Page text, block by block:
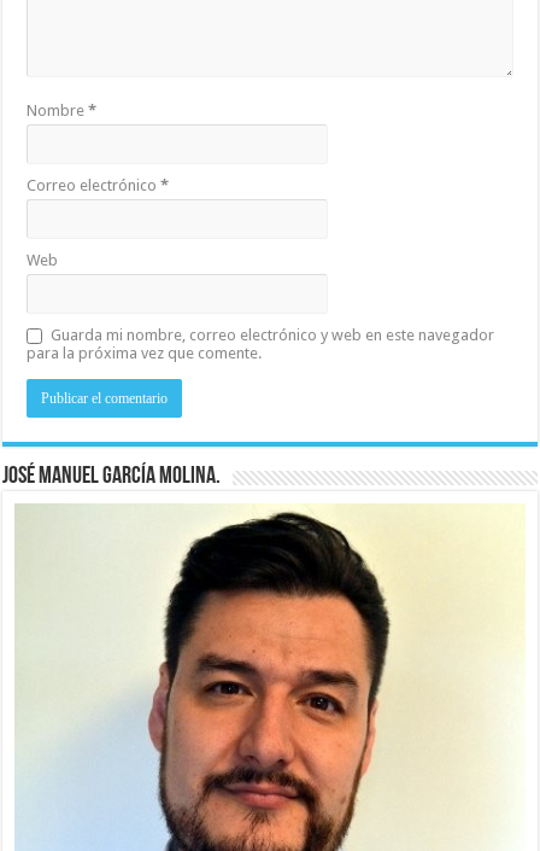
Nombre*
Correo electrónico*
Web
Guarda mi nombre, correo electrónico y web en este navegador
para la próxima vez que comente.
José Manuel García Molina.